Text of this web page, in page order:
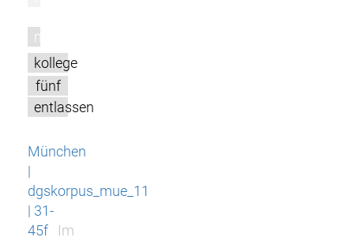
m
kollege
fünf
entlassen
München
|
dgskorpus_mue_11
| 31-
45f
Im